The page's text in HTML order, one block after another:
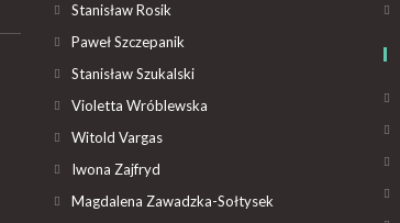
Stanisław Rosik
Paweł Szczepanik
Stanisław Szukalski
Violetta Wróblewska
Witold Vargas
Iwona Zajfryd
Magdalena Zawadzka-Sołtysek